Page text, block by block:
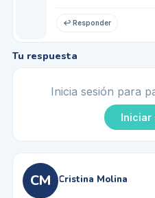
↩ Responder
Tu respuesta
Inicia sesión para
Iniciar
CM Cristina Molina